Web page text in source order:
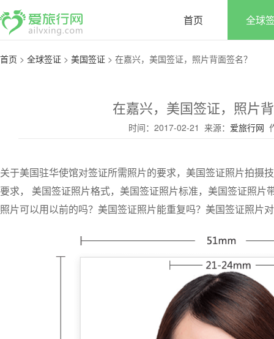
首页 全球
首页 > 全球签证 > 美国签证 > 在嘉兴，美国签证，照片背面签名？
在嘉兴，美国签证，照片
时间：2017-02-21 来源： 爱旅行网
关于美国驻华使馆对签证所需照片的要求，美国签证照片拍摄
要求， 美国签证照片格式，美国签证照片标准，美国签证照片
照片可以用以前的吗？美国签证照片能重复吗？美国签证照片